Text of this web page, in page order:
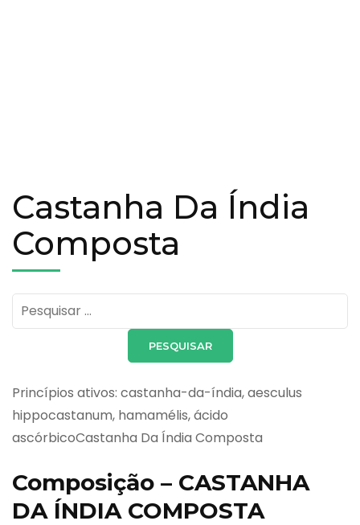
Castanha Da Índia
Composta
Pesquisar
por:
Princípios ativos: castanha-da-índia, aesculus
hippocastanum, hamamélis, ácido
ascórbicoCastanha Da Índia Composta
Composição – CASTANHA
DA ÍNDIA COMPOSTA